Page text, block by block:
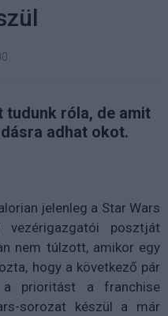
tudunk róla, de amit
adhat okot.
jelenleg a Star Wars
vezérigazgatói posztját
nem túlzott, amikor egy
hogy a következő pár
prioritást a franchise
sorozat készül a már